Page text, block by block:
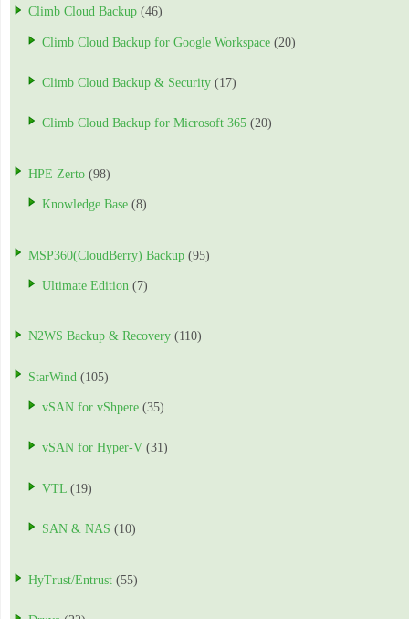
Climb Cloud Backup (46)
Climb Cloud Backup for Google Workspace (20)
Climb Cloud Backup & Security (17)
Climb Cloud Backup for Microsoft 365 (20)
HPE Zerto (98)
Knowledge Base (8)
MSP360(CloudBerry) Backup (95)
Ultimate Edition (7)
N2WS Backup & Recovery (110)
StarWind (105)
vSAN for vShpere (35)
vSAN for Hyper-V (31)
VTL (19)
SAN & NAS (10)
HyTrust/Entrust (55)